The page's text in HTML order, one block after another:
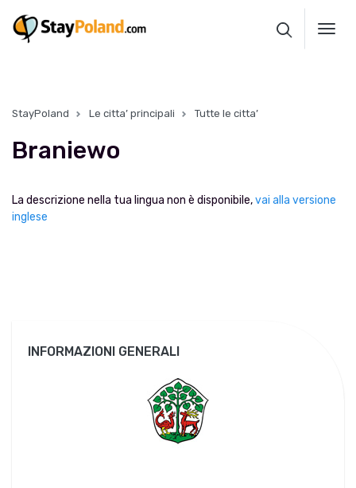
StayPoland Le citta’ principali Tutte le citta’
Braniewo
La descrizione nella tua lingua non è disponibile,vai alla versione
inglese
INFORMAZIONI GENERALI